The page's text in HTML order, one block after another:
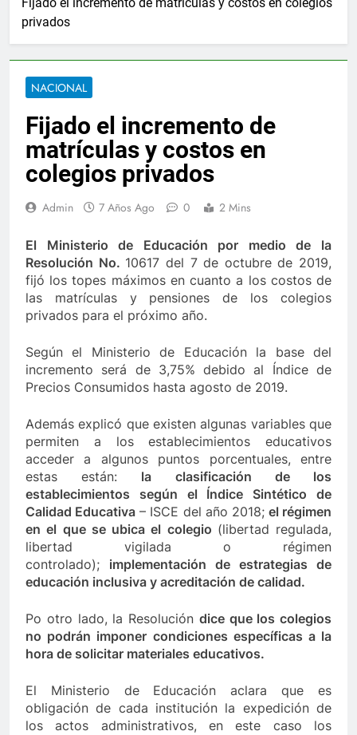
anuncia ampliar beneficios de las becas Fedescesar
para el combate de incendios en Colombia
de Berosca y Jesús Vides
docente que abusó sexualmente de niña de 13 años
democática Ernesto Orozco arregló las
4 Días Ago
1 Año Ago
10.000 nuevos cupos de crédito La
2 Años Ago
anuncia ampliar beneficios de las becas Fedescesar
de Berosca y Jesús Vides
docente que abusó sexualmente de niña de 13 años
privados
NACIONAL
Fijado el incremento de
matrículas y costos en
colegios privados
Admin 7 Años Ago 0 2 Mins
El Ministerio de Educación por medio de la
Resolución No. 10617 del 7 de octubre de 2019,
fijó los topes máximos en cuanto a los costos de
las matrículas y pensiones de los colegios
privados para el próximo año.
Según el Ministerio de Educación la base del
incremento será de 3,75% debido al Índice de
Precios Consumidos hasta agosto de 2019.
Además explicó que existen algunas variables que
permiten a los establecimientos educativos
acceder a algunos puntos porcentuales, entre
estas están: la clasificación de los
establecimientos según el Índice Sintético de
Calidad Educativa – ISCE del año 2018; el régimen
en el que se ubica el colegio (libertad regulada,
libertad vigilada o régimen
controlado); implementación de estrategias de
educación inclusiva y acreditación de calidad.
Po otro lado, la Resolución dice que los colegios
no podrán imponer condiciones específicas a la
hora de solicitar materiales educativos.
El Ministerio de Educación aclara que es
obligación de cada institución la expedición de
los actos administrativos, en este caso los